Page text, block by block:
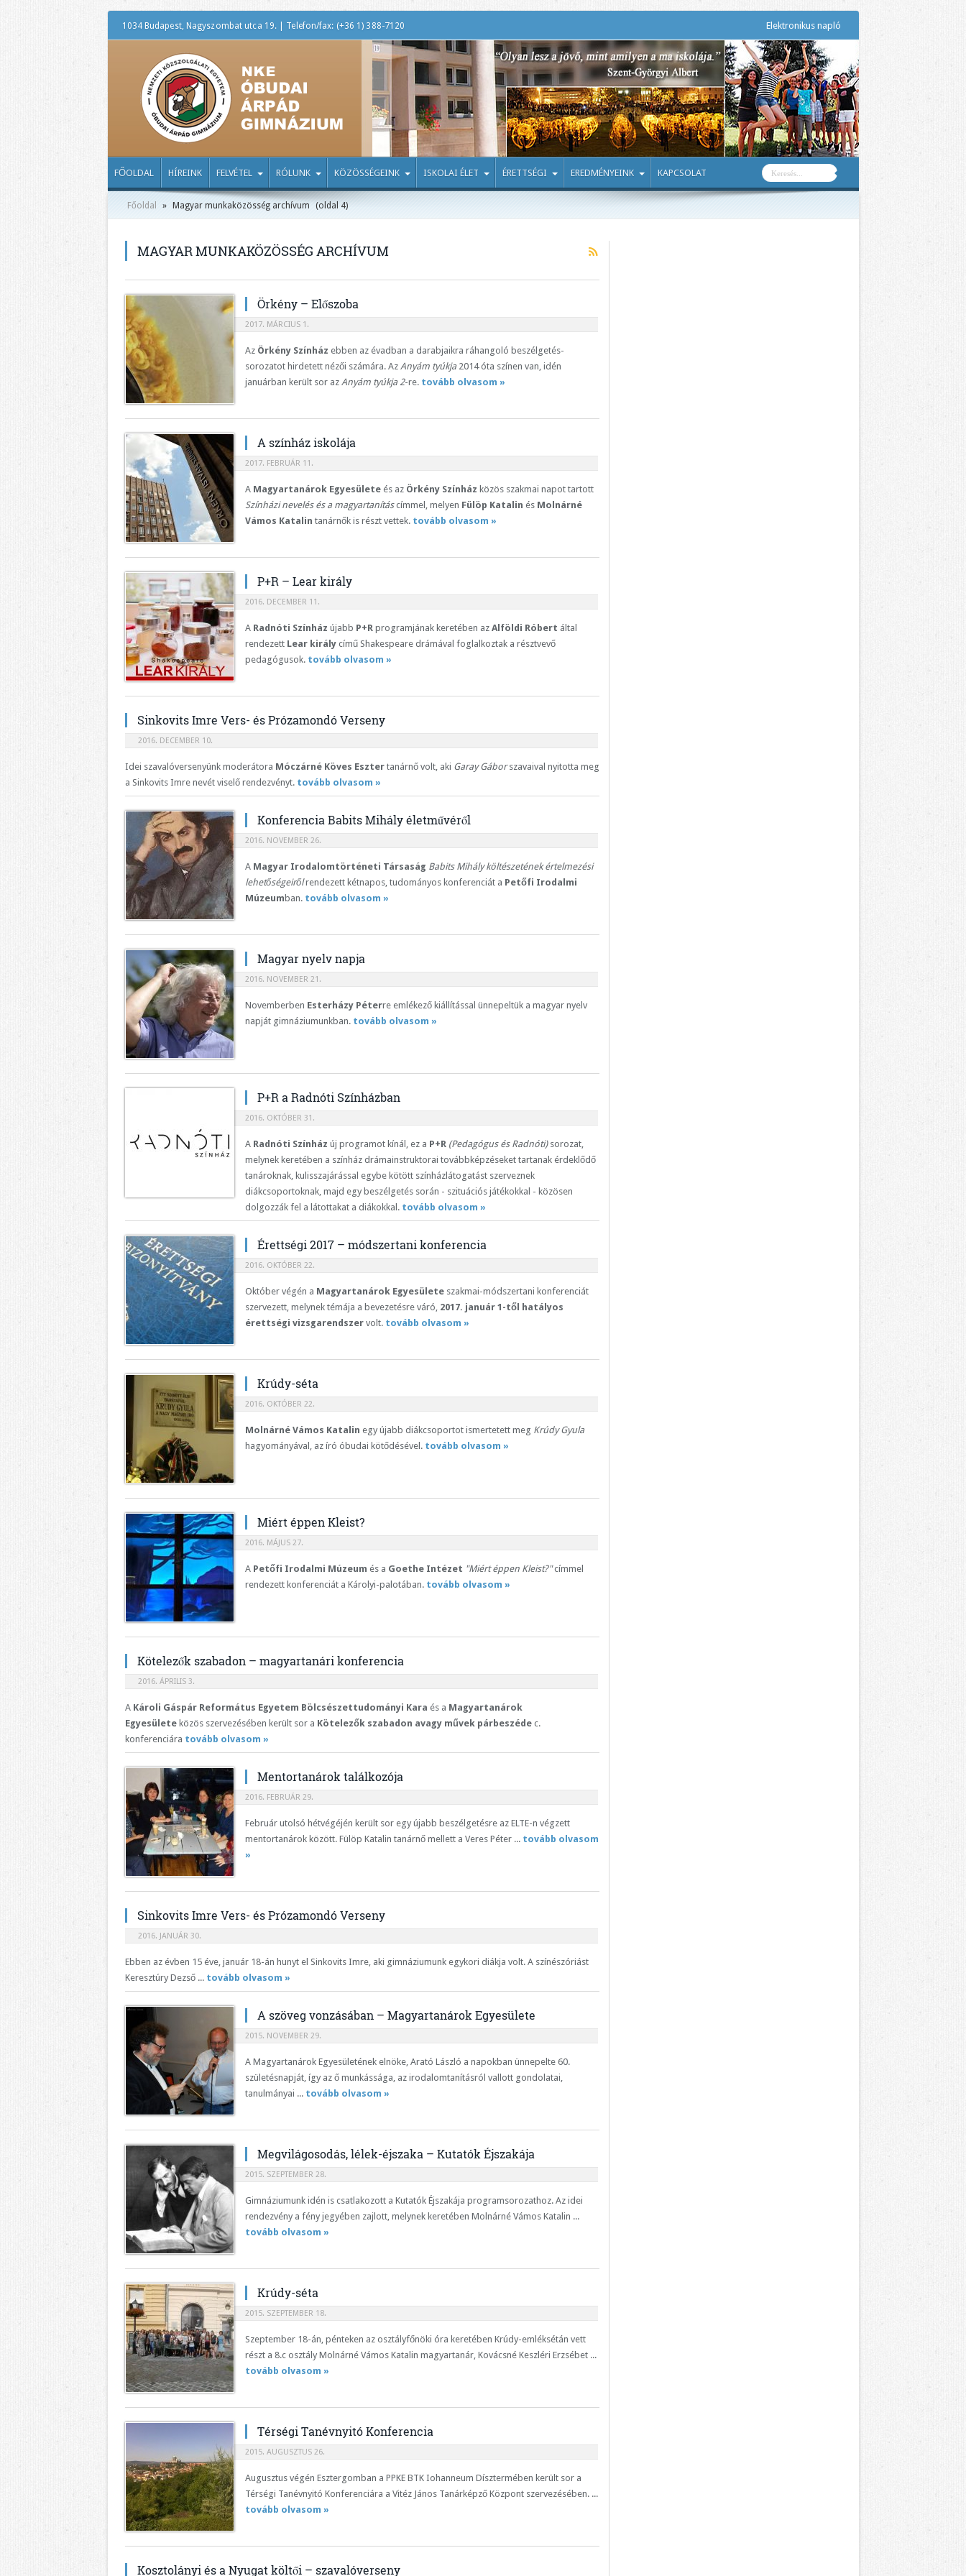
1034 Budapest, Nagyszombat utca 19. | Telefon/fax: (+36 1) 388-7120 Elektronikus napló
FŐOLDAL HÍREINK FELVÉTEL RÓLUNK KÖZÖSSÉGEINK ISKOLAI ÉLET ÉRETTSÉGI EREDMÉNYEINK KAPCSOLAT
Főoldal » Magyar munkaközösség archívum (oldal 4)
MAGYAR MUNKAKÖZÖSSÉG ARCHÍVUM
Örkény – Előszoba
2017. MÁRCIUS 1.
Az Örkény Színház ebben az évadban a darabjaikra ráhangoló beszélgetés-
sorozatot hirdetett nézői számára. Az Anyám tyúkja2014 óta színen van, idén
januárban került sor az Anyám tyúkja 2-re. tovább olvasom »
A színház iskolája
2017. FEBRUÁR 11.
A Magyartanárok Egyesületeés az Örkény Színház közös szakmai napot tartott
Színházi nevelés és a magyartanításcímmel, melyen Fülöp Katalin és Molnárné
Vámos Katalin tanárnők is részt vettek. tovább olvasom »
P+R – Lear király
2016. DECEMBER 11.
A Radnóti Színház újabb P+Rprogramjának keretében az Alföldi Róbert által
rendezett Lear királycímű Shakespeare drámával foglalkoztak a résztvevő
pedagógusok. tovább olvasom »
Sinkovits Imre Vers- és Prózamondó Verseny
2016. DECEMBER 10.
Idei szavalóversenyünk moderátora Móczárné Köves Esztertanárnő volt, aki Garay Gáborszavaival nyitotta meg
a Sinkovits Imre nevét viselő rendezvényt. tovább olvasom »
Konferencia Babits Mihály életművéről
2016. NOVEMBER 26.
A Magyar Irodalomtörténeti Társaság Babits Mihály költészetének értelmezési
lehetőségeirőlrendezett kétnapos, tudományos konferenciát a Petőfi Irodalmi
Múzeum ban. tovább olvasom »
Magyar nyelv napja
2016. NOVEMBER 21.
Novemberben Esterházy Péterre emlékező kiállítással ünnepeltük a magyar nyelv
napját gimnáziumunkban. tovább olvasom »
P+R a Radnóti Színházban
2016. OKTÓBER 31.
A Radnóti Színház új programot kínál, ez a P+R (Pedagógus és Radnóti)sorozat,
melynek keretében a színház drámainstruktorai továbbképzéseket tartanak érdeklődő
tanároknak, kulisszajárással egybe kötött színházlátogatást szerveznek
diákcsoportoknak, majd egy beszélgetés során - szituációs játékokkal - közösen
dolgozzák fel a látottakat a diákokkal. tovább olvasom »
Érettségi 2017 – módszertani konferencia
2016. OKTÓBER 22.
Október végén a Magyartanárok Egyesületeszakmai-módszertani konferenciát
szervezett, melynek témája a bevezetésre váró, 2017. január 1-től hatályos
érettségi vizsgarendszervolt. tovább olvasom »
Krúdy-séta
2016. OKTÓBER 22.
Molnárné Vámos Katalin egy újabb diákcsoportot ismertetett meg Krúdy Gyula
hagyományával, az író óbudai kötődésével. tovább olvasom »
Miért éppen Kleist?
2016. MÁJUS 27.
A Petőfi Irodalmi Múzeum és a Goethe Intézet "Miért éppen Kleist?"címmel
rendezett konferenciát a Károlyi-palotában. tovább olvasom »
Kötelezők szabadon – magyartanári konferencia
2016. ÁPRILIS 3.
A Károli Gáspár Református Egyetem Bölcsészettudományi Kara és a Magyartanárok
Egyesületeközös szervezésében került sor a Kötelezők szabadon avagy művek párbeszédec.
konferenciára tovább olvasom »
Mentortanárok találkozója
2016. FEBRUÁR 29.
Február utolsó hétvégéjén került sor egy újabb beszélgetésre az ELTE-n végzett
mentortanárok között. Fülöp Katalin tanárnő mellett a Veres Péter ... tovább olvasom
»
Sinkovits Imre Vers- és Prózamondó Verseny
2016. JANUÁR 30.
Ebben az évben 15 éve, január 18-án hunyt el Sinkovits Imre, aki gimnáziumunk egykori diákja volt. A színészóriást
Keresztúry Dezső ... tovább olvasom »
A szöveg vonzásában – Magyartanárok Egyesülete
2015. NOVEMBER 29.
A Magyartanárok Egyesületének elnöke, Arató László a napokban ünnepelte 60.
születésnapját, így az ő munkássága, az irodalomtanításról vallott gondolatai,
tanulmányai ... tovább olvasom »
Megvilágosodás, lélek-éjszaka – Kutatók Éjszakája
2015. SZEPTEMBER 28.
Gimnáziumunk idén is csatlakozott a Kutatók Éjszakája programsorozathoz. Az idei
rendezvény a fény jegyében zajlott, melynek keretében Molnárné Vámos Katalin ...
tovább olvasom »
Krúdy-séta
2015. SZEPTEMBER 18.
Szeptember 18-án, pénteken az osztályfőnöki óra keretében Krúdy-emléksétán vett
részt a 8.c osztály Molnárné Vámos Katalin magyartanár, Kovácsné Keszléri Erzsébet ...
tovább olvasom »
Térségi Tanévnyitó Konferencia
2015. AUGUSZTUS 26.
Augusztus végén Esztergomban a PPKE BTK Iohanneum Dísztermében került sor a
Térségi Tanévnyitó Konferenciára a Vitéz János Tanárképző Központ szervezésében. ...
tovább olvasom »
Kosztolányi és a Nyugat költői – szavalóverseny